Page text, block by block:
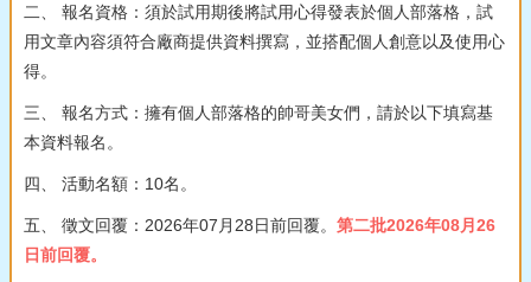
二、 報名資格：須於試用期後將試用心得發表於個人部落格，試
用文章內容須符合廠商提供資料撰寫，並搭配個人創意以及使用心
得。
三、 報名方式：擁有個人部落格的帥哥美女們，請於以下填寫基
本資料報名。
四、 活動名額：10名。
五、 徵文回覆：2026年07月28日前回覆。 第二批2026年08月26
日前回覆。